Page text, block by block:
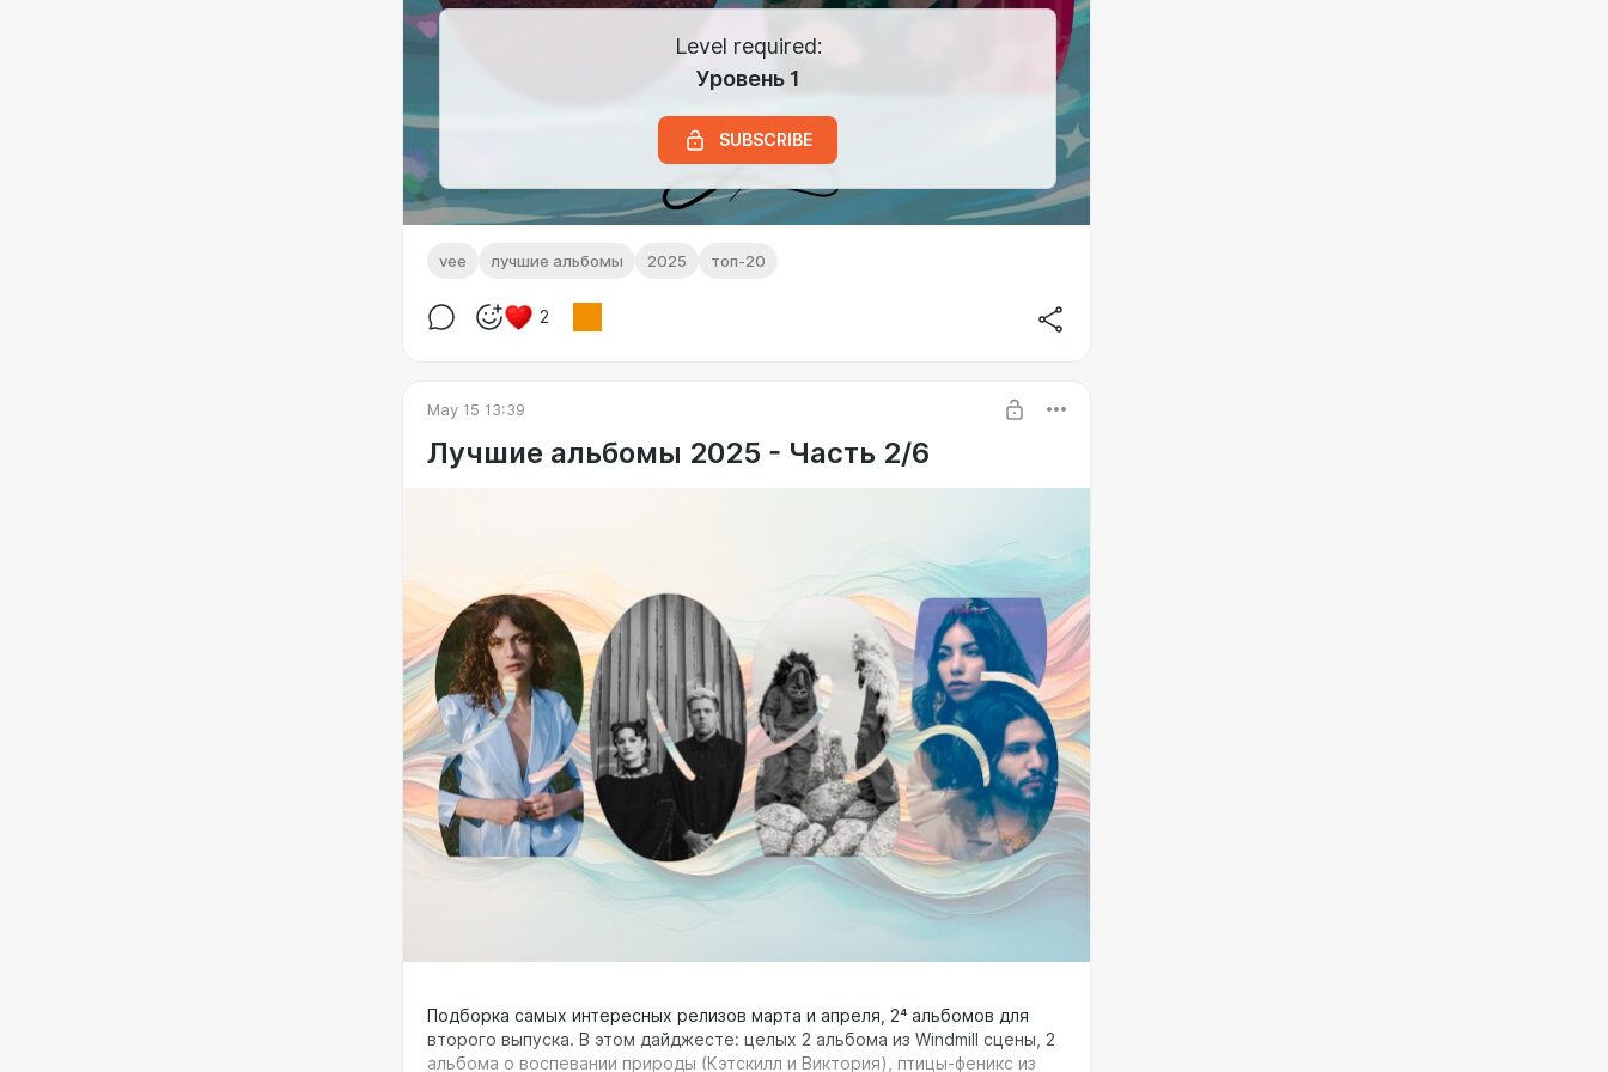
Level required:
Уровень 1
SUBSCRIBE
vee лучшие альбомы 2025 топ-20
2
May 15 13:39
Лучшие альбомы 2025 - Часть 2/6
Подборка самых интересных релизов марта и апреля, 2⁴ альбомов для
второго выпуска. В этом дайджесте: целых 2 альбома из Windmill сцены, 2
альбома о воспевании природы (Кэтскилл и Виктория), птицы-феникс из